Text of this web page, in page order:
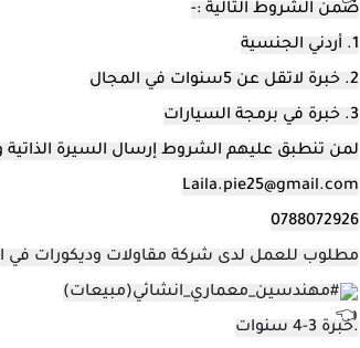
ضمن الشروط التالية :-
1. أردني الجنسية
2. خبرة لاتقل عن 5سنوات في المجال
3. خبرة في برمجة السيارات
لمن تنطبق عليهم الشروط إرسال السيرة
Laila.pie25@gmail.com
0788072926
مطلوب للعمل لدى شركة مقاولات وديكورات في
#مهندسين_معماري_انشائي(مبيعات)
.خبرة 3-4 سنوات